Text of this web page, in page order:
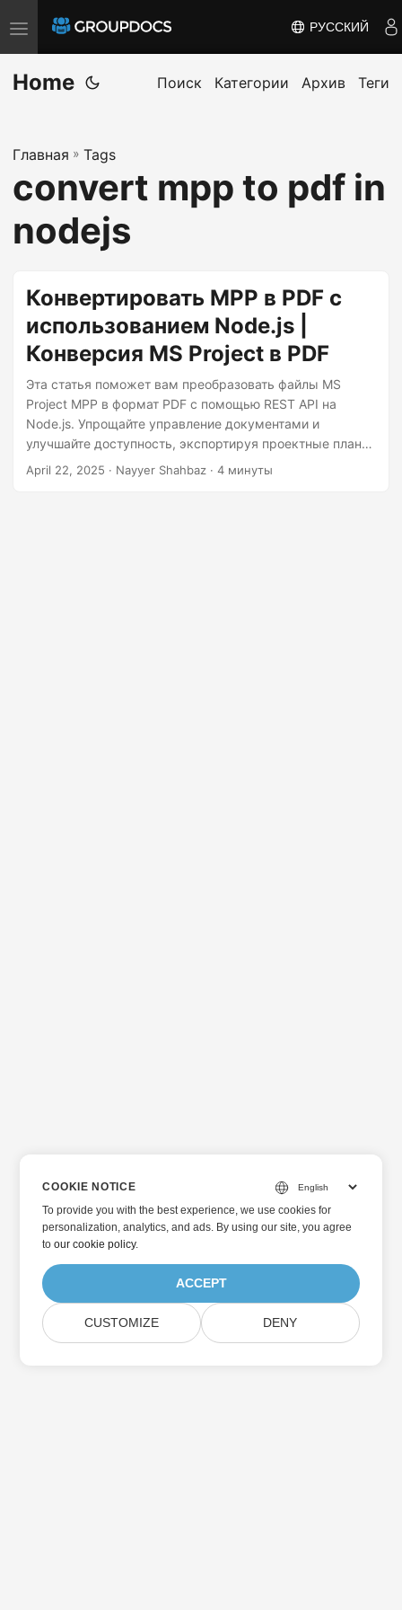
T
o
g
e
n
a
v
РУССКИЙ
Home Поиск Категории Архив Теги
Главная » Tags
convert mpp to pdf in
nodejs
Конвертировать MPP в PDF с
использованием Node.js |
Конверсия MS Project в PDF
Эта статья поможет вам преобразовать файлы MS
Project MPP в формат PDF с помощью REST API на
Node.js. Упрощайте управление документами и
улучшайте доступность, экспортируя проектные планы
в PDF.
April 22, 2025 · Nayyer Shahbaz · 4 минуты
COOKIE NOTICE
To provide you with the best experience, we use cookies for
personalization, analytics, and ads. By using our site, you agree
toour cookie policy.
ACCEPT
CUSTOMIZE DENY